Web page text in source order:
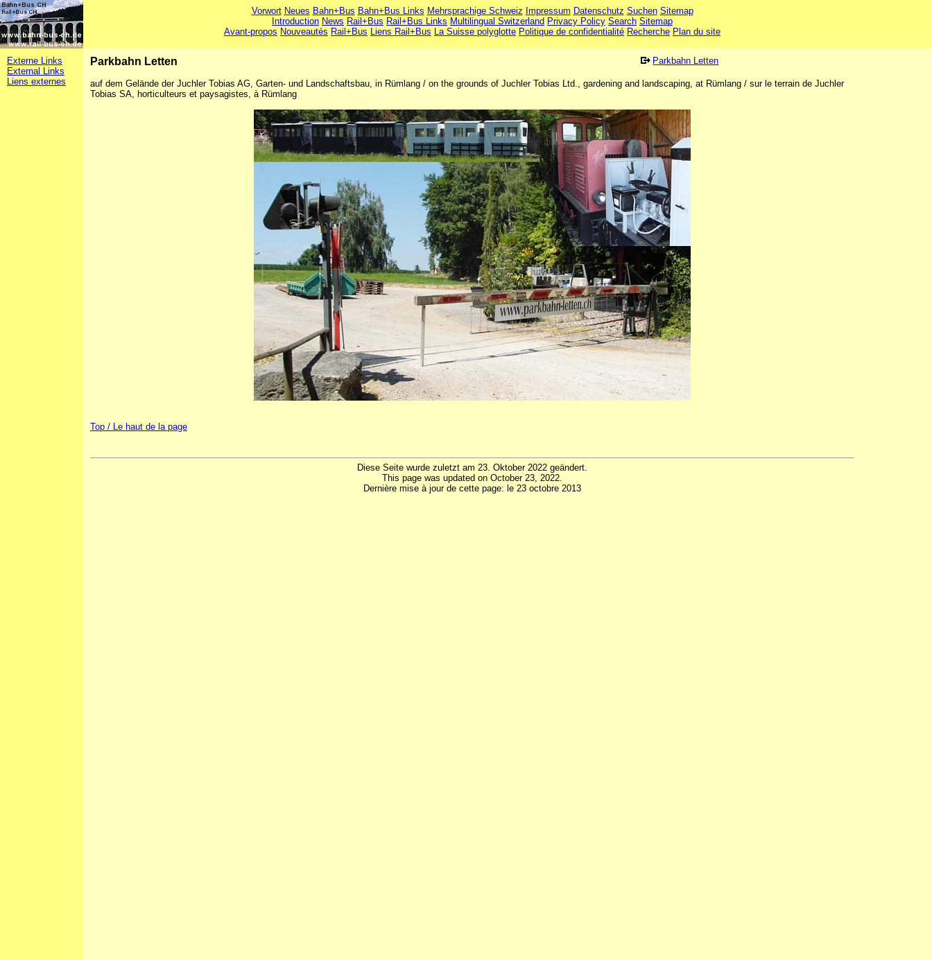
Vorwort Neues Bahn+Bus Bahn+Bus Links Mehrsprachige Schweiz Impressum Datenschutz Suchen Sitemap
Introduction News Rail+Bus Rail+Bus Links Multilingual Switzerland Privacy Policy Search Sitemap
Avant-propos Nouveautés Rail+Bus Liens Rail+Bus La Suisse polyglotte Politique de confidentialité Recherche Plan du site
Externe Links
External Links
Liens externes
Parkbahn Letten Parkbahn Letten
auf dem Gelände der Juchler Tobias AG, Garten- und Landschaftsbau, in Rümlang / on the grounds of Juchler Tobias Ltd., gardening and landscaping, at Rümlang / sur le terrain de Juchler
Tobias SA, horticulteurs et paysagistes, à Rümlang
Top / Le haut de la page
Diese Seite wurde zuletzt am 23. Oktober 2022 geändert.
This page was updated on October 23, 2022.
Dernière mise à jour de cette page: le 23 octobre 2013